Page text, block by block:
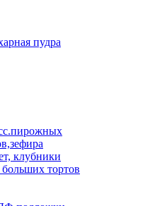
пудра
клубники
тортов